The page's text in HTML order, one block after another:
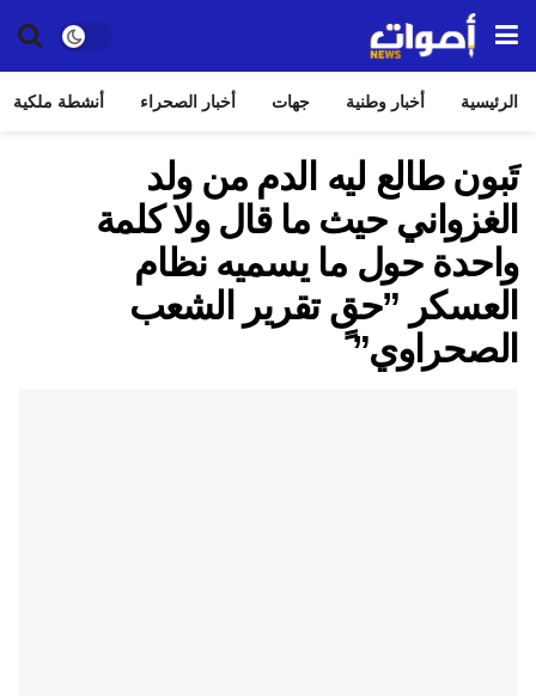
الرئيسية أخبار وطنية جهات أخبار الصحراء أنشطة ملكية
تَبون طالع ليه الدم من ولد
الغزواني حيث ما قال ولا كلمة
واحدة حول ما يسميه نظام
العسكر ”حق تقرير الشعب
الصحراوي” ً